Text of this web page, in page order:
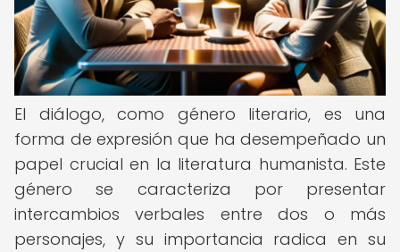
El diálogo, como género literario, es una
forma de expresión que ha desempeñado un
papel crucial en la literatura humanista. Este
género se caracteriza por presentar
intercambios verbales entre dos o más
personajes, y su importancia radica en su